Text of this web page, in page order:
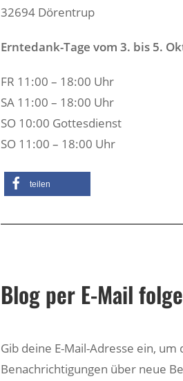
32694 Dörentrup
Erntedank-Tage vom 3. bis 5.
FR 11:00 – 18:00 Uhr
SA 11:00 – 18:00 Uhr
SO 10:00 Gottesdienst
SO 11:00 – 18:00 Uhr
teilen
Blog per E-Mail
Gib deine E-Mail-Adresse ein,
Benachrichtigungen über neue